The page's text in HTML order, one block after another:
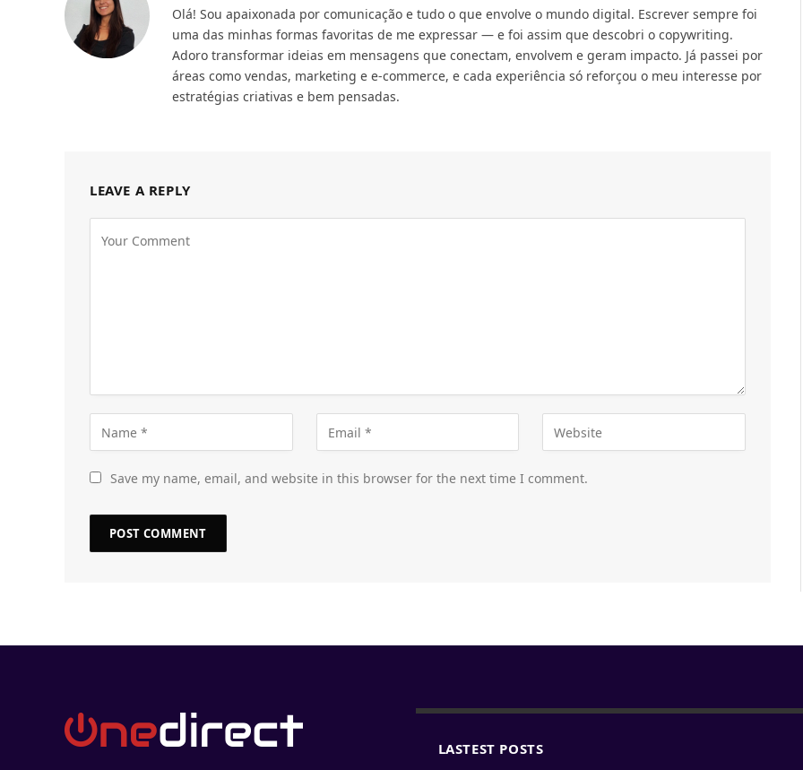
Olá! Sou apaixonada por comunicação e tudo o que envolve o mundo digital. Escrever sempre foi
uma das minhas formas favoritas de me expressar — e foi assim que descobri o copywriting.
Adoro transformar ideias em mensagens que conectam, envolvem e geram impacto. Já passei por
áreas como vendas, marketing e e-commerce, e cada experiência só reforçou o meu interesse por
estratégias criativas e bem pensadas.
LEAVE A REPLY
Save my name, email, and website in this browser for the next time I comment.
LASTEST POSTS